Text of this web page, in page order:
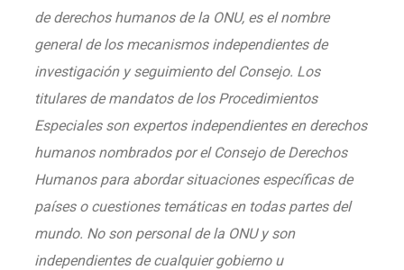
de derechos humanos de la ONU, es el nombre
general de los mecanismos independientes de
investigación y seguimiento del Consejo. Los
titulares de mandatos de los Procedimientos
Especiales son expertos independientes en derechos
humanos nombrados por el Consejo de Derechos
Humanos para abordar situaciones específicas de
países o cuestiones temáticas en todas partes del
mundo. No son personal de la ONU y son
independientes de cualquier gobierno u